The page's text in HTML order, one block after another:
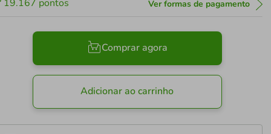
19.167 pontos Ver formas de pagamento
Comprar agora
Adicionar ao carrinho